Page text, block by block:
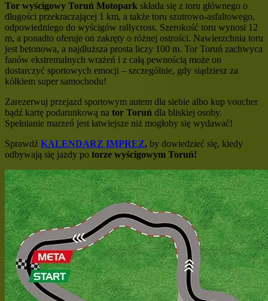
Tor wyścigowy Toruń Motopark składa się z toru głównego o
długości przekraczającej 1 km, a także toru szutrowo-asfaltowego,
odpowiedniego do wyścigów rallycross. Szerokość toru wynosi 12
m, a ponadto oferuje on zakręty o różnej ostrości. Nawierzchnia toru
jest betonowa, a najdłuższa prosta liczy 100 m. Tor Toruń zachwyca
fanów ekstremalnych wrażeń i z całą pewnością może on
dostarczyć sportowych emocji – szczególnie, gdy siądziesz za
kółkiem super samochodu!
Zarezerwuj przejazd sportowym autem dla siebie albo kup voucher
bądź kartę podarunkową na tor Toruń dla bliskiej osoby.
Spełnianie marzeń jest łatwiejsze niż mogłoby się wydawać!
Sprawdź KALENDARZ IMPREZ, by dowiedzieć się, kiedy
odbywają się jazdy po torze wyścigowym Toruń!